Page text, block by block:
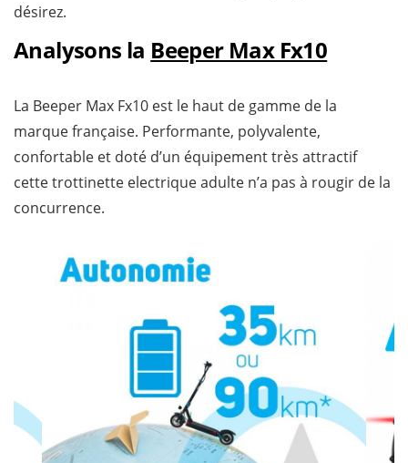
désirez.
Analysons la Beeper Max Fx10
La Beeper Max Fx10 est le haut de gamme de la
marque française. Performante, polyvalente,
confortable et doté d’un équipement très attractif
cette trottinette electrique adulte n’a pas à rougir de la
concurrence.